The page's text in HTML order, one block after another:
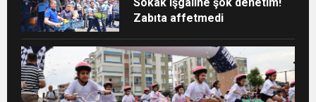
Zabıta affetmedi